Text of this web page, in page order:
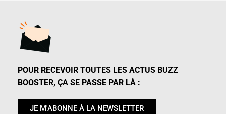
POUR RECEVOIR TOUTES LES ACTUS BUZZ
BOOSTER, ÇA SE PASSE PAR LÀ :
JE M'ABONNE À LA NEWSLETTER